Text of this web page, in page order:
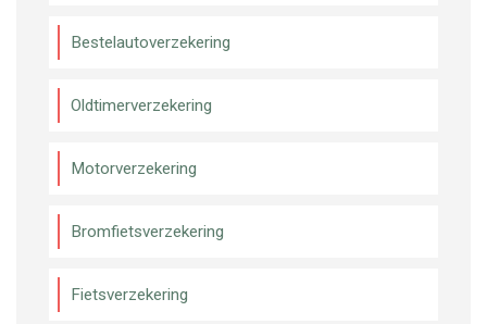
Bestelautoverzekering
Oldtimerverzekering
Motorverzekering
Bromfietsverzekering
Fietsverzekering